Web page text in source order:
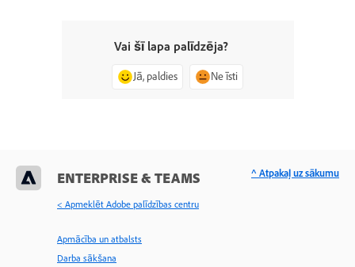
Vai šī lapa palīdzēja?
Jā, paldies Ne īsti
ENTERPRISE & TEAMS
< Apmeklēt Adobe palīdzības centru
Apmācība un atbalsts
Darba sākšana
^ Atpakaļ uz sākumu